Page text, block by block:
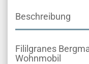
Beschreibung
Fililgranes
Wohnmobil